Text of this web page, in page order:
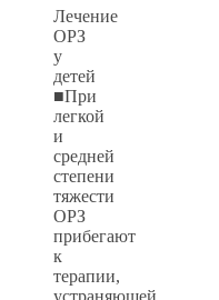
Лечение
ОРЗ
у
детей
■При
легкой
и
средней
степени
тяжести
ОРЗ
прибегают
к
терапии,
устраняющей